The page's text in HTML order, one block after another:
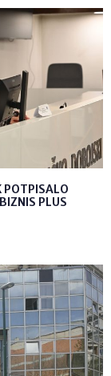
POTPISALO
PLUS